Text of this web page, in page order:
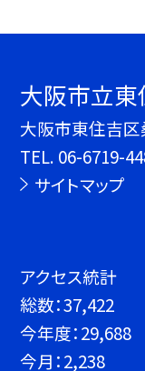
大阪市立
大阪市東住吉
TEL. 06-6719-
サイトマップ
アクセス統計
総数：37,422
今年度：29,688
今月：2,238